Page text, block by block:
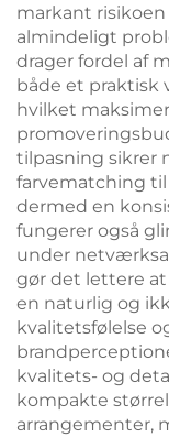
markant
almindeligt
drager fordel af
både et
hvilket
tilpasning sikrer
farvematching
dermed en
fungerer også
under
gør det lettere
en naturlig og
kvalitetsfølelse
kvalitets- og
kompakte
arrangementer,